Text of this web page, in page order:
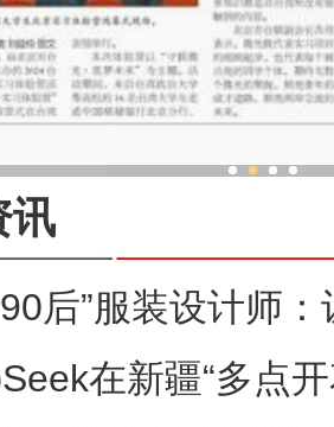
讯
后”服装设计师
在新疆“多点